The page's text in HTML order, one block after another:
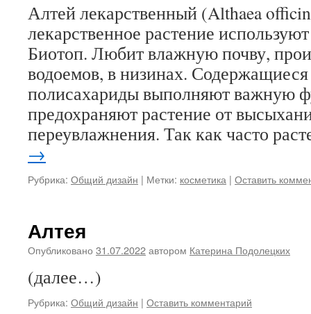
Алтей лекарственный (Althaea
лекарственное растение
Биотоп. Любит влажную почву,
водоемов, в низинах. Содержащиеся
полисахариды выполняют важную
предохраняют растение от
переувлажнения. Так как часто
→
Рубрика: Общий дизайн | Метки: косметика | Оставить
Алтея
Опубликовано 31.07.2022автором Катерина Подолецких
(далее…)
Рубрика: Общий дизайн | Оставить комментарий